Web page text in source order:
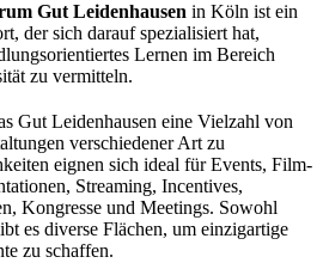
Gut Leidenhausen in Köln ist ein
der sich darauf spezialisiert hat,
Lernen im Bereich
zu vermitteln.
Gut Leidenhausen eine Vielzahl von
verschiedener Art zu
eignen sich ideal für Events, Film-
Streaming, Incentives,
Kongresse und Meetings. Sowohl
es diverse Flächen, um einzigartige
zu schaffen.